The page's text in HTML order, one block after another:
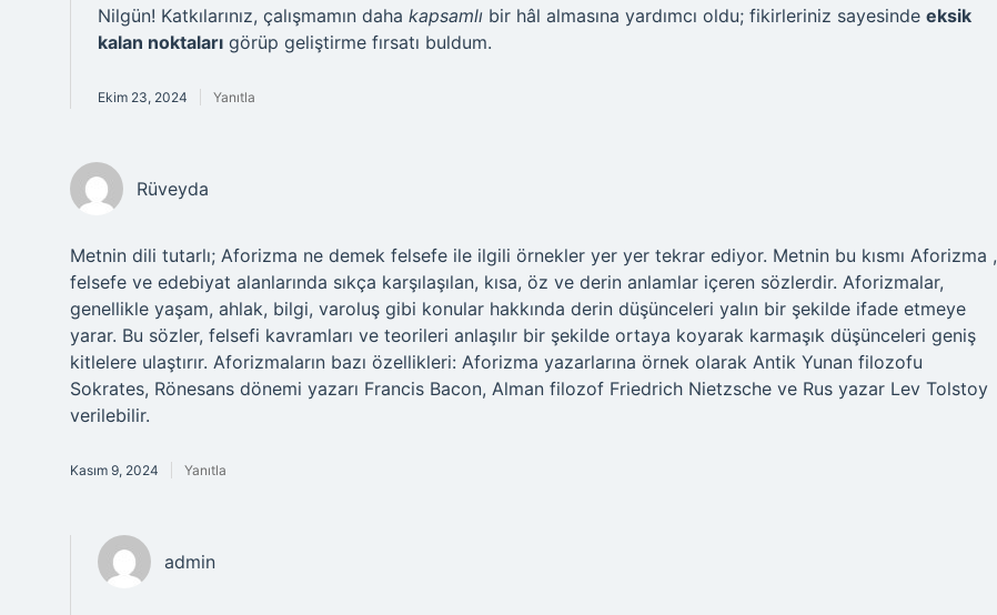
Nilgün! Katkılarınız, çalışmamın daha kapsamlı bir hâl almasına yardımcı oldu; fikirleriniz sayesinde eksik
kalan noktaları görüp geliştirme fırsatı buldum.
Ekim 23, 2024 Yanıtla
Rüveyda
Metnin dili tutarlı; Aforizma ne demek felsefe ile ilgili örnekler yer yer tekrar ediyor. Metnin bu kısmı Aforizma ,
felsefe ve edebiyat alanlarında sıkça karşılaşılan, kısa, öz ve derin anlamlar içeren sözlerdir. Aforizmalar,
genellikle yaşam, ahlak, bilgi, varoluş gibi konular hakkında derin düşünceleri yalın bir şekilde ifade etmeye
yarar. Bu sözler, felsefi kavramları ve teorileri anlaşılır bir şekilde ortaya koyarak karmaşık düşünceleri geniş
kitlelere ulaştırır. Aforizmaların bazı özellikleri: Aforizma yazarlarına örnek olarak Antik Yunan filozofu
Sokrates, Rönesans dönemi yazarı Francis Bacon, Alman filozof Friedrich Nietzsche ve Rus yazar Lev Tolstoy
verilebilir.
Kasım 9, 2024 Yanıtla
admin